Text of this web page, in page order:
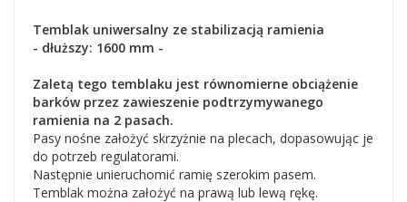
Temblak uniwersalny ze stabilizacją ramienia
- dłuższy: 1600 mm -
Zaletą tego temblaku jest równomierne obciążenie
barków przez zawieszenie podtrzymywanego
ramienia na 2 pasach.
Pasy nośne założyć skrzyżnie na plecach, dopasowując je
do potrzeb regulatorami.
Następnie unieruchomić ramię szerokim pasem.
Temblak można założyć na prawą lub lewą rękę.